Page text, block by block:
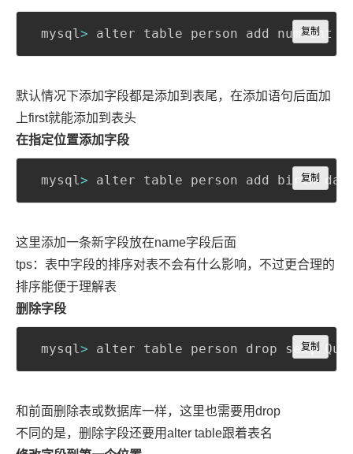
mysql> alter table person add num int
复制
Copy
默认情况下添加字段都是添加到表尾，在添加语句后面加
上first就能添加到表头
在指定位置添加字段
mysql> alter table person add birth
复制
Copy
这里添加一条新字段放在name字段后面
tps：表中字段的排序对表不会有什么影响，不过更合理的
排序能便于理解表
删除字段
mysql> alter table person drop sex;
复制
Copy
和前面删除表或数据库一样，这里也需要用drop
不同的是，删除字段还要用alter table跟着表名